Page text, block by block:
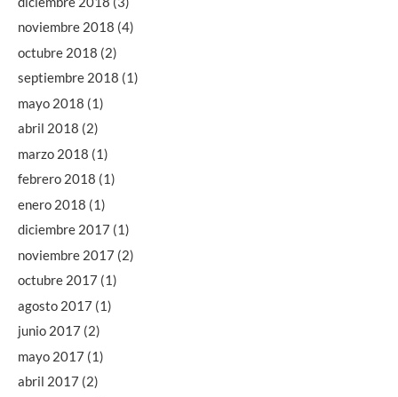
noviembre 2018 (4)
octubre 2018 (2)
septiembre 2018 (1)
mayo 2018 (1)
abril 2018 (2)
marzo 2018 (1)
febrero 2018 (1)
enero 2018 (1)
diciembre 2017 (1)
noviembre 2017 (2)
octubre 2017 (1)
agosto 2017 (1)
junio 2017 (2)
mayo 2017 (1)
abril 2017 (2)